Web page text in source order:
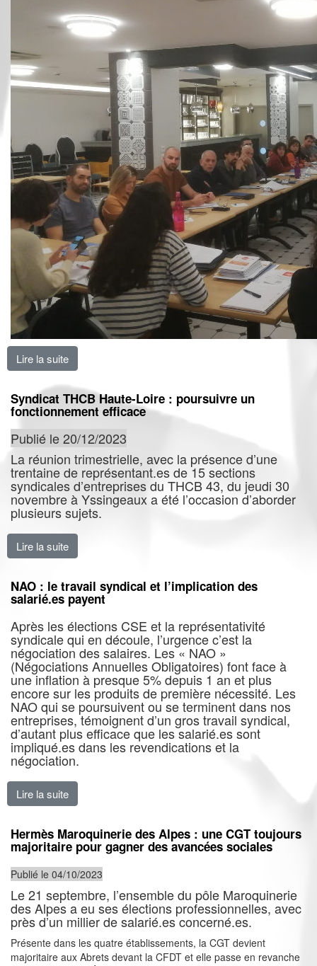
Lire la suite
Syndicat THCB Haute-Loire : poursuivre un
fonctionnement efficace
Publié le 20/12/2023
La réunion trimestrielle, avec la présence d’une
trentaine de représentant.es de 15 sections
syndicales d’entreprises du THCB 43, du jeudi 30
novembre à Yssingeaux a été l’occasion d’aborder
plusieurs sujets.
Lire la suite
NAO : le travail syndical et l’implication des
salarié.es payent
Après les élections CSE et la représentativité
syndicale qui en découle, l’urgence c’est la
négociation des salaires. Les « NAO »
(Négociations Annuelles Obligatoires) font face à
une inflation à presque 5% depuis 1 an et plus
encore sur les produits de première nécessité. Les
NAO qui se poursuivent ou se terminent dans nos
entreprises, témoignent d’un gros travail syndical,
d’autant plus efficace que les salarié.es sont
impliqué.es dans les revendications et la
négociation.
Lire la suite
Hermès Maroquinerie des Alpes : une CGT toujours
majoritaire pour gagner des avancées sociales
Publié le 04/10/2023
Le 21 septembre, l’ensemble du pôle Maroquinerie
des Alpes a eu ses élections professionnelles, avec
près d’un millier de salarié.es concerné.es.
Présente dans les quatre établissements, la CGT devient
majoritaire aux Abrets devant la CFDT et elle passe en revanche